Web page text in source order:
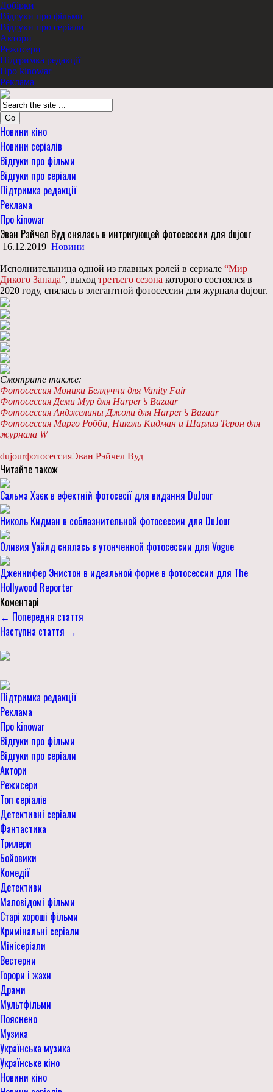
Добірки
Відгуки про фільми
Відгуки про серіали
Актори
Режисери
Підтримка редакції
Про kinowar
Реклама
Go
Новини кіно
Новини серіалів
Відгуки про фільми
Відгуки про серіали
Підтримка редакції
Реклама
Про kinowar
Эван Рэйчел Вуд снялась в интригующей фотосессии для dujour
16.12.2019 Новини
Исполнительница одной из главных ролей в сериале “Мир
Дикого Запада”, выход третьего сезона которого состоялся в
2020 году, снялась в элегантной фотосессии для журнала dujour.
Смотрите также:
Фотосессия Моники Беллуччи для Vanity Fair
Фотосессия Деми Мур для Harper’s Bazaar
Фотосессия Анджелины Джоли для Harper’s Bazaar
Фотосессия Марго Робби, Николь Кидман и Шарлиз Терон для
журнала W
dujourфотосессияЭван Рэйчел Вуд
Читайте також
Сальма Хаєк в ефектній фотосесії для видання DuJour
Николь Кидман в соблазнительной фотосессии для DuJour
Оливия Уайлд снялась в утонченной фотосессии для Vogue
Дженнифер Энистон в идеальной форме в фотосессии для The
Hollywood Reporter
Коментарі
← Попередня стаття
Наступна стаття →
Підтримка редакції
Реклама
Про kinowar
Відгуки про фільми
Відгуки про серіали
Актори
Режисери
Топ серіалів
Детективні серіали
Фантастика
Трилери
Бойовики
Комедії
Детективи
Маловідомі фільми
Старі хороші фільми
Кримінальні серіали
Мінісеріали
Вестерни
Горори і жахи
Драми
Мультфільми
Пояснено
Музика
Українська музика
Українське кіно
Новини кіно